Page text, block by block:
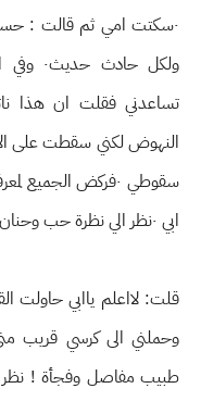
٠سكتت امي ثم قالت :
ولكل
ابي ٠نظر الي نظرة حب وحنان وقال لي : ماذا بك ياحبيبتي؟
وحملني الى كرسي قريب
طبيب مفاصل وفجأة ! نظر